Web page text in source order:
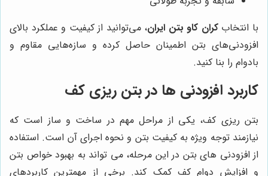
با انتخابکران کاو بتن ایران، می‌توانید از کیفیت و عملکرد بالای
افزودنی‌های بتن اطمینان حاصل کرده و سازه‌هایی مقاوم و
بادوام را بنا کنید.
کاربرد افزودنی ها در بتن ریزی کف
بتن ریزی کف، یکی از مراحل مهم در ساخت و ساز است که
نیازمند توجه ویژه به کیفیت بتن و نحوه اجرای آن است. استفاده
از افزودنی های بتن در این مرحله، می تواند به بهبود خواص بتن
و افزایش دوام کف کمک کند. برخی از مهمترین کاربردهای